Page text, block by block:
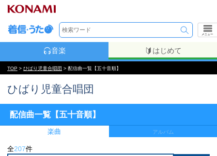
メニュー
音楽 はじめて
TOP > ひばり児童合唱団 > 配信曲一覧【五十音順】
ひばり児童合唱団
配信曲一覧【五十音順】
楽曲 アルバム
全207件